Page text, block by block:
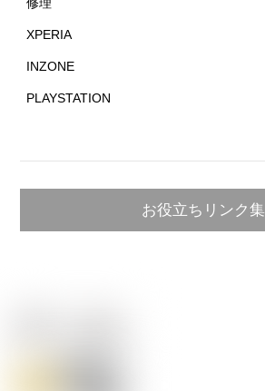
修理
XPERIA
INZONE
PLAYSTATION
お役立ちリンク集